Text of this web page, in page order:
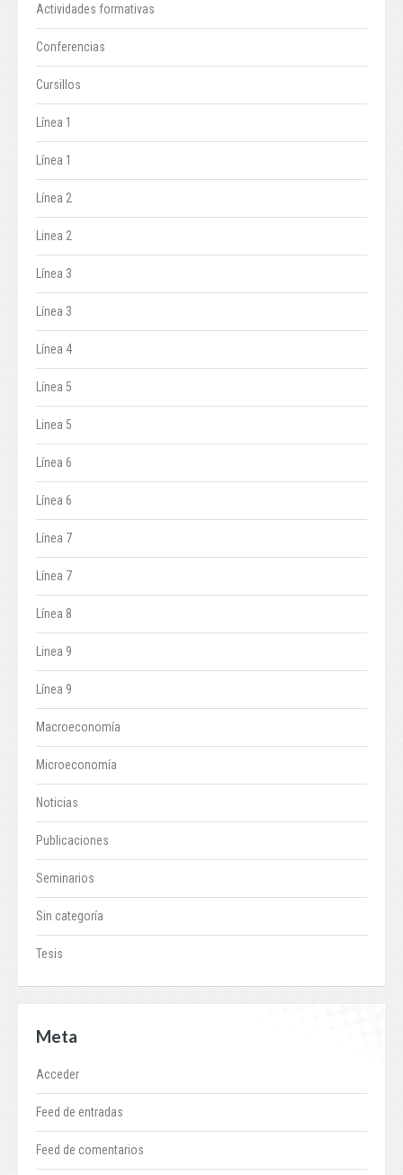
Actividades formativas
Conferencias
Cursillos
Línea 1
Línea 1
Línea 2
Linea 2
Línea 3
Línea 3
Línea 4
Línea 5
Linea 5
Línea 6
Línea 6
Línea 7
Línea 7
Línea 8
Linea 9
Línea 9
Macroeconomía
Microeconomía
Noticias
Publicaciones
Seminarios
Sin categoría
Tesis
Meta
Acceder
Feed de entradas
Feed de comentarios